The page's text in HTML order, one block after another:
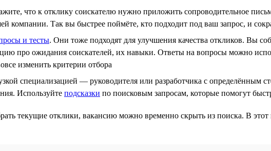
что к отклику соискателю нужно приложить сопроводительное
компании. Так вы быстрее поймёте, кто подходит под ваш запрос, и
и тесты. Они тоже подходят для улучшения качества откликов. Вы
про ожидания соискателей, их навыки. Ответы на вопросы можно
изменить критерии отбора
специализацией — руководителя или разработчика с определённым
Используйте подсказки по поисковым запросам, которые помогут
текущие отклики, вакансию можно временно скрыть из поиска. В